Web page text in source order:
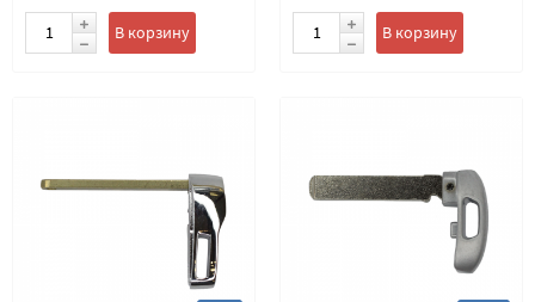
В корзину В корзину